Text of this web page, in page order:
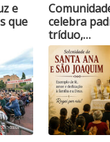
e
que
celebra
tríduo,…